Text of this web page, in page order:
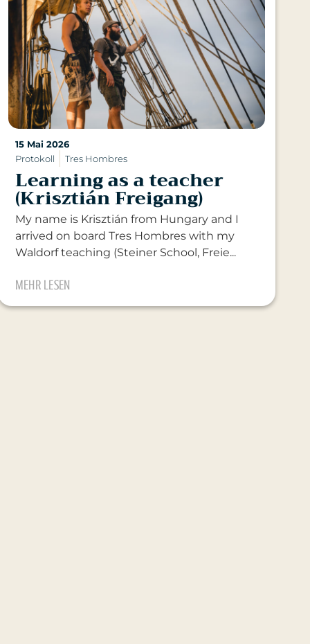
15 Mai 2026
Protokoll
Tres Hombres
Learning as a teacher
(Krisztián Freigang)
My name is Krisztián from Hungary and I
arrived on board Tres Hombres with my
Waldorf teaching (Steiner School, Freie...
MEHR LESEN